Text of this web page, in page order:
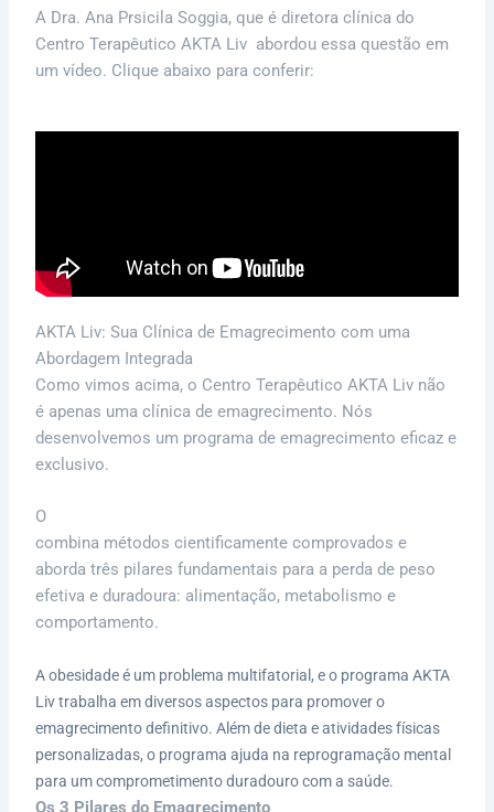
A Dra. Ana Prsicila Soggia, que é diretora clínica do
Centro Terapêutico AKTA Liv abordou essa questão em
um vídeo. Clique abaixo para conferir:
AKTA Liv: Sua Clínica de Emagrecimento com uma
Abordagem Integrada
Como vimos acima, o Centro Terapêutico AKTA Liv não
é apenas uma clínica de emagrecimento. Nós
desenvolvemos um programa de emagrecimento eficaz e
exclusivo.
O
combina métodos cientificamente comprovados e
aborda três pilares fundamentais para a perda de peso
efetiva e duradoura: alimentação, metabolismo e
comportamento.
A obesidade é um problema multifatorial, e o programa AKTA
Liv trabalha em diversos aspectos para promover o
emagrecimento definitivo. Além de dieta e atividades físicas
personalizadas, o programa ajuda na reprogramação mental
para um comprometimento duradouro com a saúde.
Os 3 Pilares do Emagrecimento